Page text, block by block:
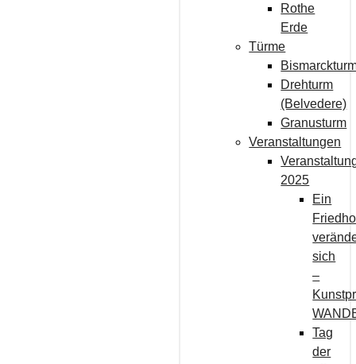
Rothe
Erde
Türme
Drehturm
(Belvedere)
Granusturm
Veranstaltungen
2025
Ein
sich
–
Tag
der